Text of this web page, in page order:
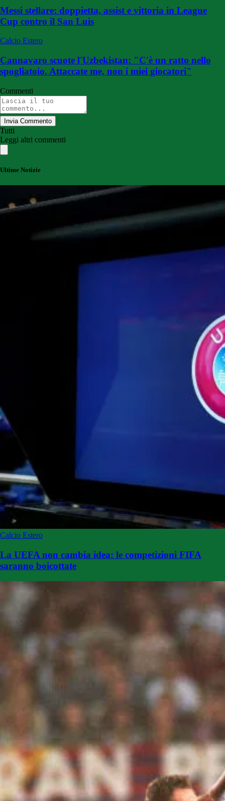
Messi stellare: doppietta, assist e vittoria in League
Cup contro il San Luis
Calcio Estero
Cannavaro scuote l'Uzbekistan: "C'è un ratto nello
spogliatoio. Attaccate me, non i miei giocatori"
Commenti
Invia Commento
Tutti
Leggi altri commenti
Ultime Notizie
Calcio Estero
La UEFA non cambia idea: le competizioni FIFA
saranno boicottate